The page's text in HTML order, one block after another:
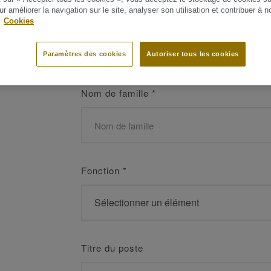
Prénom*
Nom de famille *
Fonction *
Titre du poste
améliorer la navigation sur le site, analyser son utilisation et contribuer à
Cookies
Autoriser tous les cookies
Paramètres des cookies